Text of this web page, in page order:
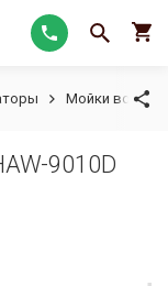
Мойки воздуха
9010D